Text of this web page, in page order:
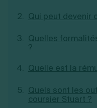
Je souhaite être
comptable LS
Création de SASU
Création de SARL
Création de SAS
Création de SCI
Aides à la création
Fermeture d’une
Qui peut devenir
Quelles
?
Quelle est la
Quels sont les
coursier Stuart ?